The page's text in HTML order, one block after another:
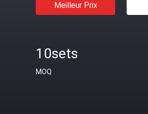
Meilleur Prix
10sets
MOQ